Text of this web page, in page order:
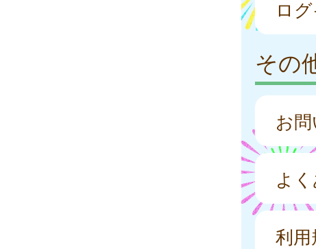
ロ
その
お
よ
利用